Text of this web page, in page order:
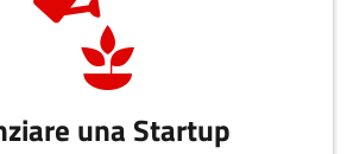
una Startup